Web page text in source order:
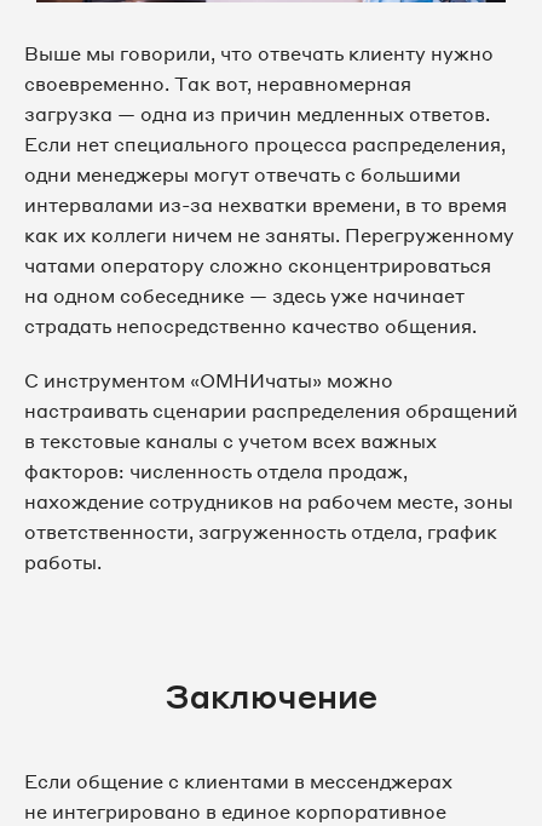
Выше мы говорили, что отвечать клиенту нужно
своевременно. Так вот, неравномерная
загрузка — одна из причин медленных ответов.
Если нет специального процесса распределения,
одни менеджеры могут отвечать с большими
интервалами из-за нехватки времени, в то время
как их коллеги ничем не заняты. Перегруженному
чатами оператору сложно сконцентрироваться
на одном собеседнике — здесь уже начинает
страдать непосредственно качество общения.
С инструментом «ОМНИчаты» можно
настраивать сценарии распределения обращений
в текстовые каналы с учетом всех важных
факторов: численность отдела продаж,
нахождение сотрудников на рабочем месте, зоны
ответственности, загруженность отдела, график
работы.
Заключение
Если общение с клиентами в мессенджерах
не интегрировано в единое корпоративное